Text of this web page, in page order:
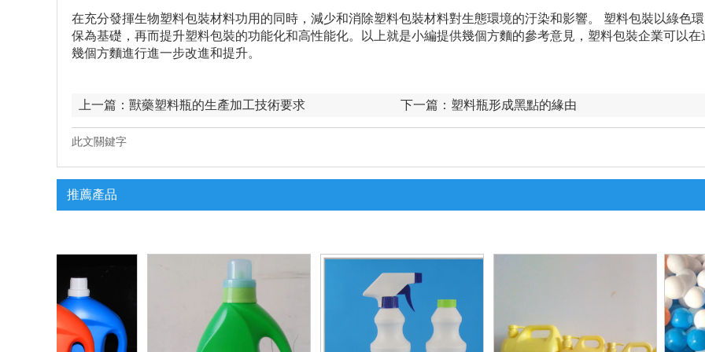
在充分發揮生物塑料包裝材料功用的同時，減少和消除塑料包裝材料對生態環境的汙染和影響。 塑料包裝以綠色環
保為基礎，再而提升塑料包裝的功能化和高性能化。以上就是小編提供幾個方麵的參考意見，塑料包裝企業可以在
幾個方麵進行進一步改進和提升。
上一篇：獸藥塑料瓶的生產加工技術要求 下一篇： 塑料瓶形成黑點的緣由
此文關鍵字
推薦產品